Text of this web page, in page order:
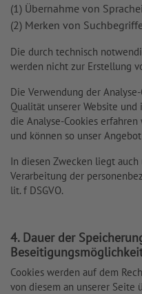
(1) Übernahme von
(2) Merken von
Die durch technisch
werden nicht zur Erstellung
Die Verwendung der
Qualität unserer Website
die Analyse-Cookies
und können so unser
In diesen Zwecken liegt
Verarbeitung der
lit. f DSGVO.
4. Dauer der
Cookies werden auf dem
von diesem an unserer Seite